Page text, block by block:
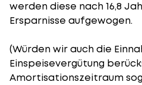
werden diese nach 16,8
Ersparnisse aufgewogen.
(Würden wir auch die
Einspeisevergütung
Amortisationszeitraum